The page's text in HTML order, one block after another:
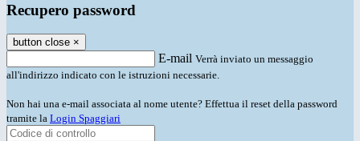
Recupero password
button close ×
E-mail Verrà inviato un messaggio
all'indirizzo indicato con le istruzioni necessarie.
Non hai una e-mail associata al nome utente? Effettua il reset della password
tramite la Login Spaggiari